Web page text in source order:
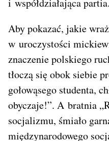
Aby pokazać, jakie
w uroczystości
znaczenie polskiego
tłoczą się obok siebie
gołowąsego studenta,
obyczaje!”. A bratnia
socjalizmu, śmiało
międzynarodowego